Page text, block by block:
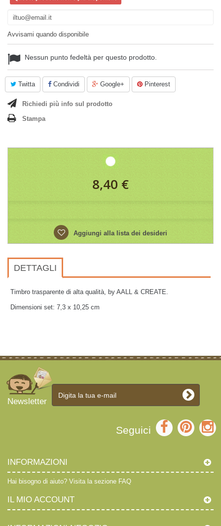
Avvisami quando disponibile
Nessun punto fedeltà per questo prodotto.
Twitta Condividi Google+ Pinterest
Richiedi più info sul prodotto
Stampa
8,40 €
Aggiungi alla lista dei desideri
DETTAGLI
Timbro trasparente di alta qualità, by AALL & CREATE.
Dimensioni set: 7,3 x 10,25 cm
Newsletter
Seguici
INFORMAZIONI
Hai bisogno di aiuto? Visita la sezione FAQ
IL MIO ACCOUNT